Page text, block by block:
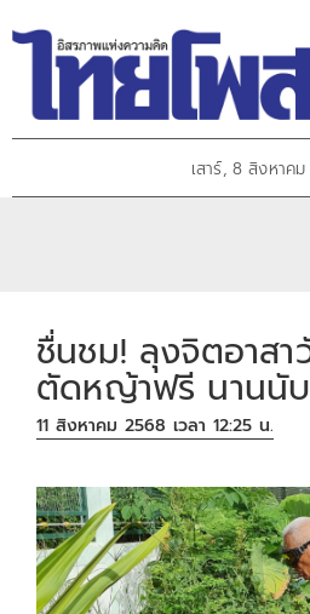
เสาร์, 8 สิงหาค
ชื่นชม! ลุงจิตอาสา
ตัดหญ้าฟรี นานนั
11 สิงหาคม 2568 เวลา 12:25 น.